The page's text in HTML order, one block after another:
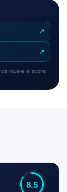
↗
↗
mueve el score:
8.5